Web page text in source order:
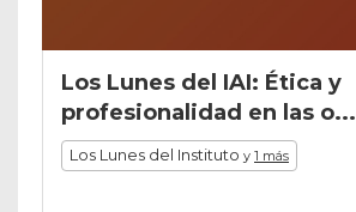
Los Lunes del IAI: Ética y
profesionalidad en las o...
Los Lunes del Instituto y 1 más